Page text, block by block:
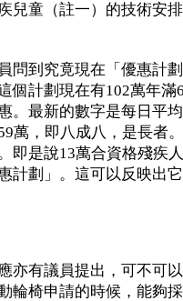
兒童（註一）的技術安
到究竟現在「優惠計劃
個計劃現在有102萬年滿
。最新的數字是每日平
萬，即八成八，是長者
即是說13萬合資格殘疾
計劃」。這可以反映出
有議員提出，可不可以
輪椅申請的時候，能夠